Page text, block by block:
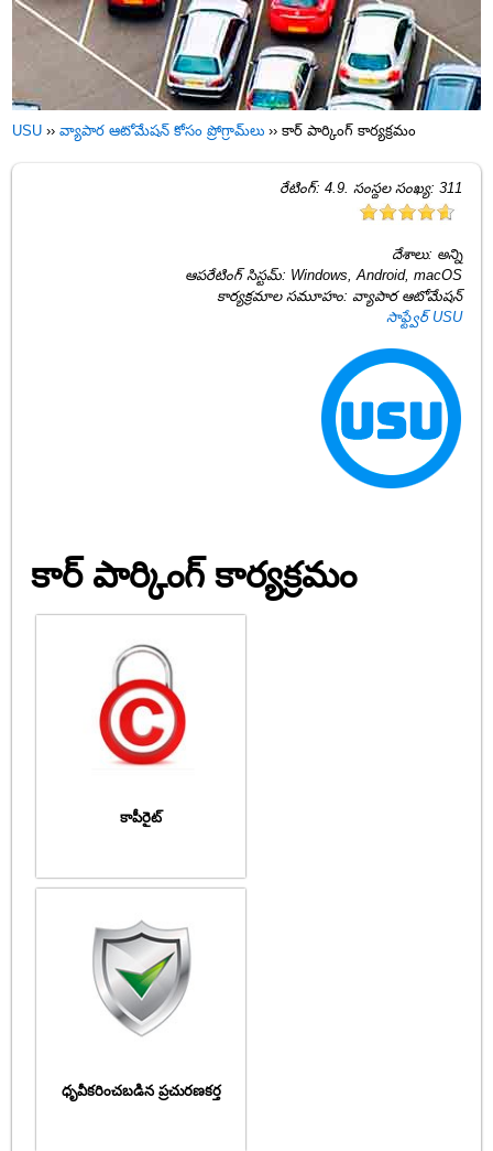
USU ››వ్యాపార ఆటోమేషన్ కోసం ప్రోగ్రామ్‌లు ››కార్ పార్కింగ్ కార్యక్రమం
రేటింగ్: 4.9. సంస్థల సంఖ్య: 311
దేశాలు: అన్ని
ఆపరేటింగ్ సిస్టమ్: Windows, Android, macOS
కార్యక్రమాల సమూహం: వ్యాపార ఆటోమేషన్
సాఫ్ట్వేర్ USU
కార్ పార్కింగ్ కార్యక్రమం
కాపీరైట్
ధృవీకరించబడిన ప్రచురణకర్త